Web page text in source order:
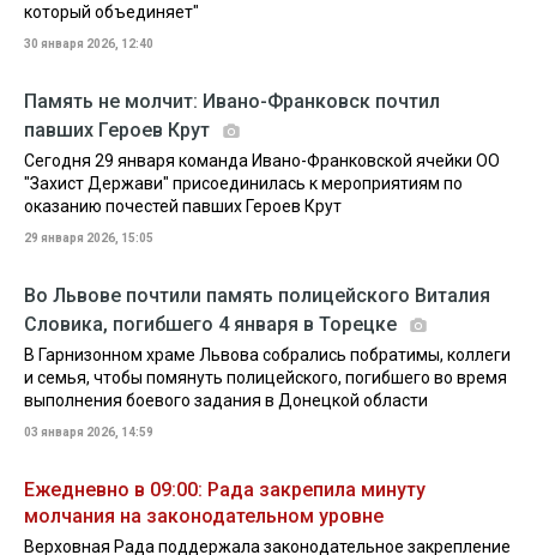
который объединяет"
30 января 2026, 12:40
Память не молчит: Ивано-Франковск почтил
павших Героев Крут
Сегодня 29 января команда Ивано-Франковской ячейки ОО
"Захист Держави" присоединилась к мероприятиям по
оказанию почестей павших Героев Крут
29 января 2026, 15:05
Во Львове почтили память полицейского Виталия
Словика, погибшего 4 января в Торецке
В Гарнизонном храме Львова собрались побратимы, коллеги
и семья, чтобы помянуть полицейского, погибшего во время
выполнения боевого задания в Донецкой области
03 января 2026, 14:59
Ежедневно в 09:00: Рада закрепила минуту
молчания на законодательном уровне
Верховная Рада поддержала законодательное закрепление